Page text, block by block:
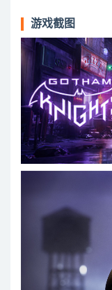
游戏截图